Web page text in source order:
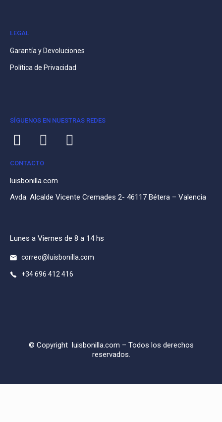
LEGAL
Garantía y Devoluciones
Política de Privacidad
SÍGUENOS EN NUESTRAS REDES
CONTACTO
luisbonilla.com
Avda. Alcalde Vicente Cremades 2- 46117 Bétera – Valencia
Lunes a Viernes de 8 a 14 hs
correo@luisbonilla.com
+34 696 412 416
© Copyright luisbonilla.com – Todos los derechos
reservados.